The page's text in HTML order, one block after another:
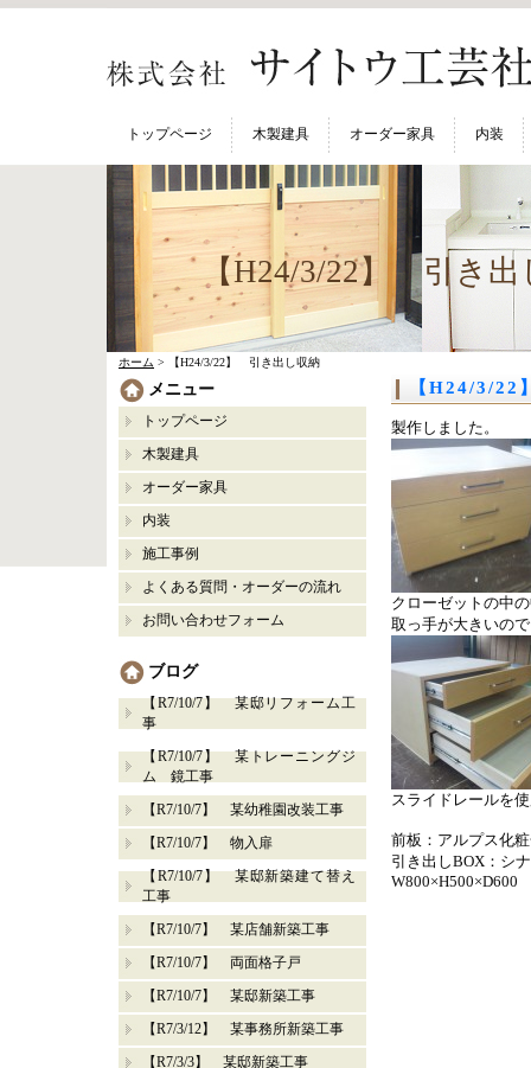
トップページ 木製建具 オーダー家具 内装
【H24/3/22】 引き出
ホーム > 【H24/3/22】 引き出し収納
【H24/3/
製作しました。
クローゼットの中
取っ手が大きいの
スライドレールを
前板：アルプス化
引き出しBOX：シ
W800×H500×D600
メニュー
トップページ
木製建具
オーダー家具
内装
施工事例
よくある質問・オーダーの流れ
お問い合わせフォーム
ブログ
【R7/10/7】 某邸リフォーム工
事
【R7/10/7】 某トレーニングジ
ム 鏡工事
【R7/10/7】 某幼稚園改装工事
【R7/10/7】 物入扉
【R7/10/7】 某邸新築建て替え
工事
【R7/10/7】 某店舗新築工事
【R7/10/7】 両面格子戸
【R7/10/7】 某邸新築工事
【R7/3/12】 某事務所新築工事
【R7/3/3】 某邸新築工事